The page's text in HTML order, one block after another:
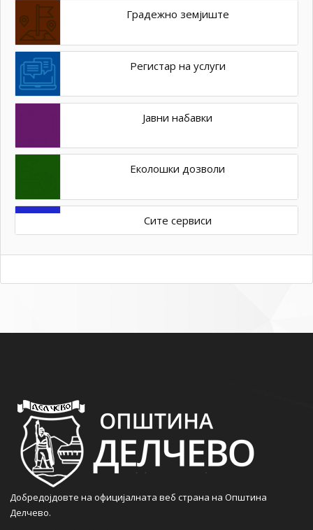
Градежно земјиште
Регистар на услуги
Јавни набавки
Еколошки дозволи
Сите сервиси
Добредојдовте на официјалната веб страна на Општина
Делчево.